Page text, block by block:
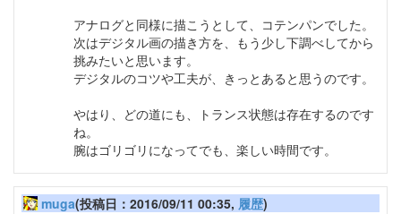
アナログと同様に描こうとして、コテンパンでした。
次はデジタル画の描き方を、もう少し下調べしてから
挑みたいと思います。
デジタルのコツや工夫が、きっとあると思うのです。
やはり、どの道にも、トランス状態は存在するのです
ね。
腕はゴリゴリになってでも、楽しい時間です。
muga(投稿日：2016/09/11 00:35, 履歴)